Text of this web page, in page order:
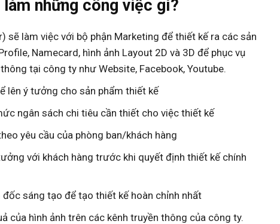
những công việc gì?
sẽ làm việc với bộ phận Marketing để thiết kế ra các sản
Namecard, hình ảnh Layout 2D và 3D để phục vụ
tại công ty như Website, Facebook, Youtube.
lên ý tưởng cho sản phẩm thiết kế
ngân sách chi tiêu cần thiết cho việc thiết kế
yêu cầu của phòng ban/khách hàng
với khách hàng trước khi quyết định thiết kế chính
sáng tạo để tạo thiết kế hoàn chỉnh nhất
của hình ảnh trên các kênh truyền thông của công ty.